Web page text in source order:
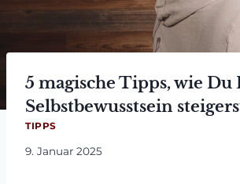
5 magische Tipps, wie Du
Selbstbewusstsein
TIPPS
9. Januar 2025